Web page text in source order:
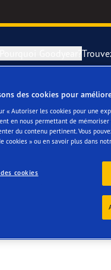
Pourquoi Goodyear?
F1 SuperSport
Performance 2
4Seasons GEN-3
NV
des cookies pour
« Autoriser les cookies pour une
en nous permettant de
du contenu pertinent. Vous
cookies » ou en savoir plus dans
cookies